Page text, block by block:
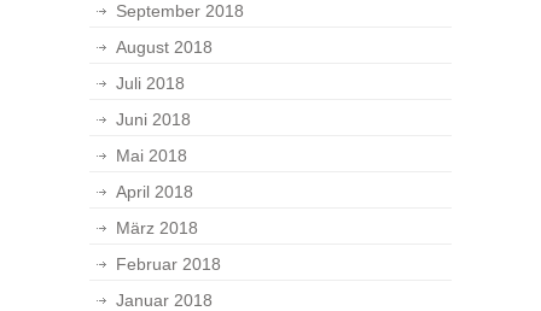
September 2018
August 2018
Juli 2018
Juni 2018
Mai 2018
April 2018
März 2018
Februar 2018
Januar 2018